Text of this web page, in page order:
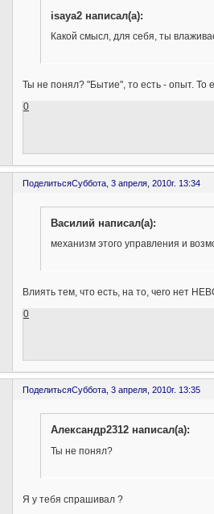
isaya2 написал(а):
Какой смысл, для себя, ты
Ты не понял? "Бытие", то есть - опыт. То
0
ПоделитьсяСуббота, 3 апреля, 2010г. 13:34
Василий написал(а):
механизм этого управления и
Влиять тем, что есть, на то, чего нет
0
ПоделитьсяСуббота, 3 апреля, 2010г. 13:35
Александр2312 написал(а):
Ты не понял?
Я у тебя спрашивал ?